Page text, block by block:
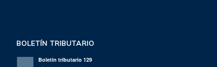
BOLETÍN TRIBUTARIO
Boletín tributario 129